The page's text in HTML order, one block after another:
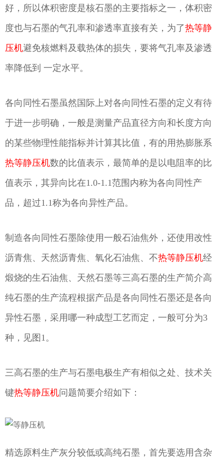
好，所以体积密度是核石墨的主要指标之一，体积密
度也与石墨的气孔率和渗透率直接有关，为了热等静
压机避免核燃料及载热体的损失，要将气孔率及渗透
率降低到 一定水平。
各向同性石墨虽然国际上对各向同性石墨的定义有待
于进一步明确，一般是测量产品直径方向和长度方向
的某些物理性能指标并计算其比值，有的用热膨胀系
热等静压机数的比值表示，最简单的是以电阻率的比
值表示，其异向比在1.0-1.1范围内称为各向同性产
品，超过1.1称为各向异性产品。
制造各向同性石墨除使用一般石油焦外，还使用改性
沥青焦、天然沥青焦、氧化石油焦、不热等静压机经
煅烧的生石油焦、天然石墨等三高石墨的生产简介高
纯石墨的生产流程根据产品是各向同性石墨还是各向
异性石墨，采用哪一种成型工艺而定，一般可分为3
种，见图1。
三高石墨的生产与石墨电极生产有相似之处、技术关
键热等静压机问题简要介绍如下：
精选原料生产灰分较低或高纯石墨，首先要选用含杂